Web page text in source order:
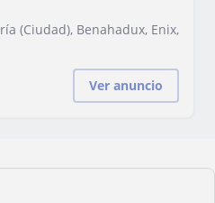
(Ciudad), Benahadux, Enix,
Ver anuncio